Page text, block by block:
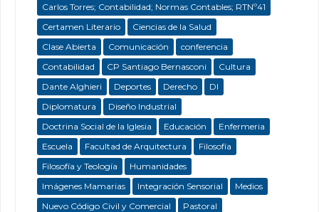
Carlos Torres; Contabilidad; Normas Contables; RTNº41
Certamen Literario
Ciencias de la Salud
Clase Abierta
Comunicación
conferencia
Contabilidad
CP Santiago Bernasconi
Cultura
Dante Alghieri
Deportes Derecho
DI
Diplomatura
Diseño Industrial
Doctrina Social de la Iglesia
Educación
Enfermeria
Escuela
Facultad de Arquitectura
Filosofía
Filosofía y Teología
Humanidades
Imágenes Mamarias
Integración Sensorial
Medios
Nuevo Código Civil y Comercial
Pastoral